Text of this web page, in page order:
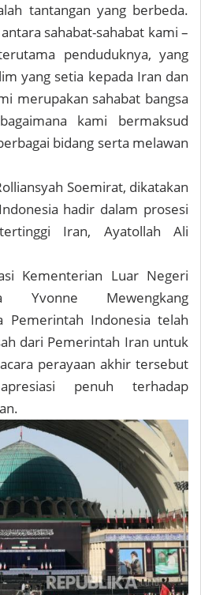
tantangan yang berbeda.
sahabat-sahabat kami –
penduduknya, yang
yang setia kepada Iran dan
merupakan sahabat bangsa
kami bermaksud
bidang serta melawan
Soemirat, dikatakan
hadir dalam prosesi
Iran, Ayatollah Ali
Kementerian Luar Negeri
Yvonne Mewengkang
Pemerintah Indonesia telah
dari Pemerintah Iran untuk
perayaan akhir tersebut
penuh terhadap